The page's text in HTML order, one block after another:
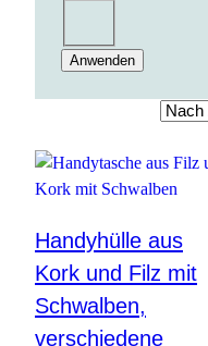
Anwenden
Handyhülle aus
Kork und Filz mit
Schwalben,
verschiedene